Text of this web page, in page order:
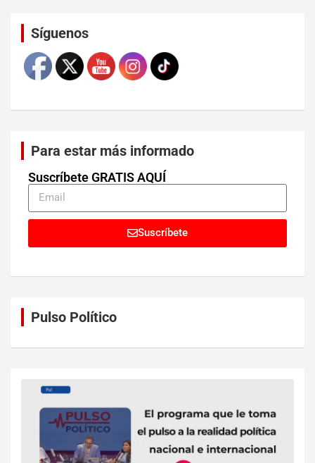
Síguenos
Para estar más informado
Suscríbete GRATIS AQUÍ
Suscríbete
Pulso Político